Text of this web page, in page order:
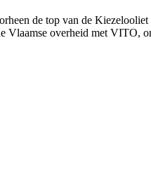
de top van de
Vlaamse overheid met